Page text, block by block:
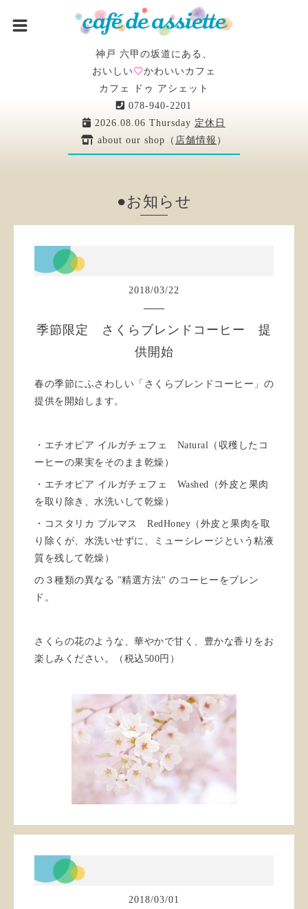
神戸 六甲の坂道にある、
おいしい
かわいいカフェ
カフェ ドゥ アシェット
078-940-2201
2026.08.06 Thursday 定休日
about our shop（ 店舗情報 ）
●お知らせ
2018/03/22
季節限定 さくらブレンドコーヒー 提
供開始
春の季節にふさわしい「さくらブレンドコーヒー」の
提供を開始します。
・エチオピア イルガチェフェ Natural（収穫したコ
ーヒーの果実をそのまま乾燥）
・エチオピア イルガチェフェ Washed（外皮と果肉
を取り除き、水洗いして乾燥）
・コスタリカ ブルマス RedHoney（外皮と果肉を取
り除くが、水洗いせずに、ミューシレージという粘液
質を残して乾燥）
の３種類の異なる "精選方法" のコーヒーをブレン
ド。
さくらの花のような、華やかで甘く、豊かな香りをお
楽しみください。（税込500円）
2018/03/01